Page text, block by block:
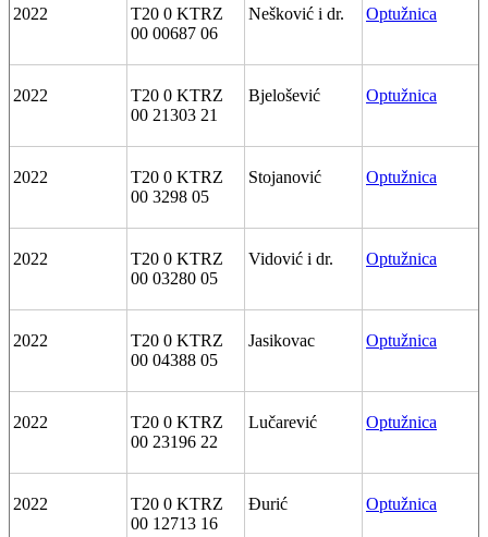
2022
T20 0 KTRZ
00 00687 06
Nešković i dr. Optužnica
2022
T20 0 KTRZ
00 21303 21
Bjelošević Optužnica
2022
T20 0 KTRZ
00 3298 05
Stojanović Optužnica
2022
T20 0 KTRZ
00 03280 05
Vidović i dr. Optužnica
2022
T20 0 KTRZ
00 04388 05
Jasikovac Optužnica
2022
T20 0 KTRZ
00 23196 22
Lučarević Optužnica
2022
T20 0 KTRZ
00 12713 16
Đurić Optužnica